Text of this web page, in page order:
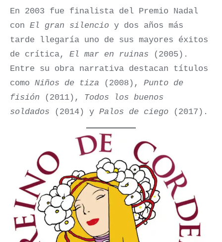
En 2003 fue finalista del Premio Nadal
con El gran silencio y dos años más
tarde llegaría uno de sus mayores éxitos
de crítica, El mar en ruinas (2005).
Entre su obra narrativa destacan títulos
como Niños de tiza (2008), Punto de
fisión (2011), Todos los buenos
soldados (2014) y Palos de ciego (2017).